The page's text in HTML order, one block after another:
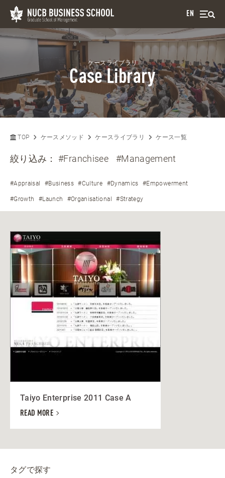
EN
ケースライブラリ
Case Library
TOP ケースメソッド ケースライブラリ ケース一覧
絞り込み：#Franchisee #Management
#Appraisal #Business #Culture #Dynamics #Empowerment
#Growth #Launch #Organisational #Strategy
Taiyo Enterprise 2011 Case A
READ MORE
タグで探す